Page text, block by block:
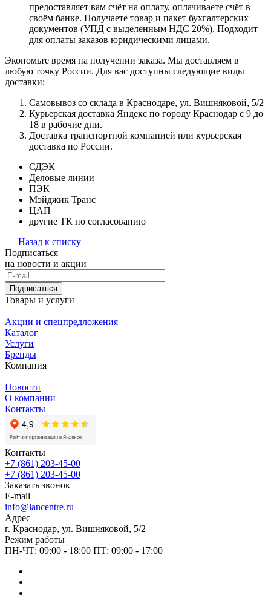
предоставляет вам счёт на оплату, оплачиваете счёт в
своём банке. Получаете товар и пакет бухгалтерских
документов (УПД с выделенным НДС 20%). Подходит
для оплаты заказов юридическими лицами.
Экономьте время на получении заказа. Мы доставляем в
любую точку России. Для вас доступны следующие виды
доставки:
Самовывоз со склада в Краснодаре, ул. Вишняковой, 5/2
Курьерская доставка Яндекс по городу Краснодар с 9 до
18 в рабочие дни.
Доставка транспортной компанией или курьерская
доставка по России.
СДЭК
Деловые линии
ПЭК
Мэйджик Транс
ЦАП
другие ТК по согласованию
Назад к списку
Подписаться
на новости и акции
Подписаться
Товары и услуги
Акции и спецпредложения
Каталог
Услуги
Бренды
Компания
Новости
О компании
Контакты
Контакты
+7 (861) 203-45-00
+7 (861) 203-45-00
Заказать звонок
E-mail
info@lancentre.ru
Адрес
г. Краснодар, ул. Вишняковой, 5/2
Режим работы
ПН-ЧТ: 09:00 - 18:00 ПТ: 09:00 - 17:00